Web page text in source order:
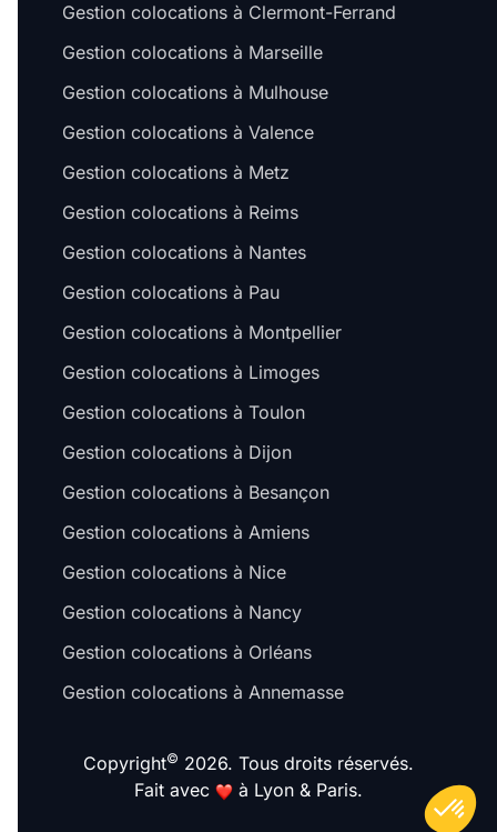
Gestion colocations à Clermont-Ferrand
Gestion colocations à Marseille
Gestion colocations à Mulhouse
Gestion colocations à Valence
Gestion colocations à Metz
Gestion colocations à Reims
Gestion colocations à Nantes
Gestion colocations à Pau
Gestion colocations à Montpellier
Gestion colocations à Limoges
Gestion colocations à Toulon
Gestion colocations à Dijon
Gestion colocations à Besançon
Gestion colocations à Amiens
Gestion colocations à Nice
Gestion colocations à Nancy
Gestion colocations à Orléans
Gestion colocations à Annemasse
Copyright© 2026. Tous droits réservés.
Fait avec
à Lyon & Paris.